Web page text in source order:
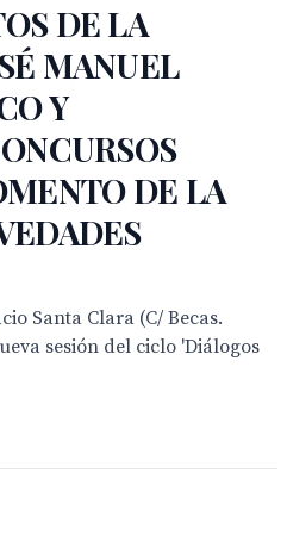
DE LA
MANUEL
Y
DE LA
Santa Clara (C/ Becas.
sesión del ciclo 'Diálogos